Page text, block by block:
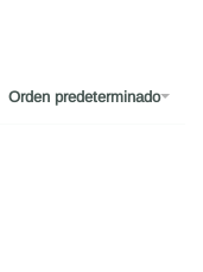
Orden predeterminado